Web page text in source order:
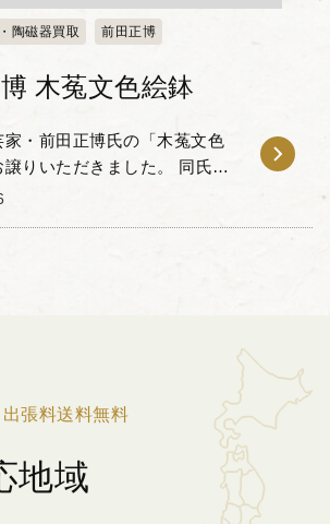
陶磁器買取 前田正博
木菟文色絵鉢
家・前田正博氏の「木菟文色
りいただきました。 同氏
ラフィカルな現代的意匠を
張料送料無料
地域